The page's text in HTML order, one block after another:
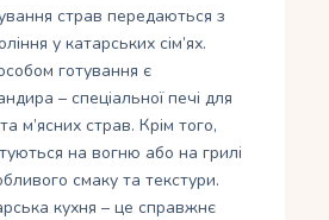
страв передаються з
у катарських сім’ях.
готування є
– спеціальної печі для
м’ясних страв. Крім того,
на вогню або на грилі
смаку та текстури.
кухня – це справжнє